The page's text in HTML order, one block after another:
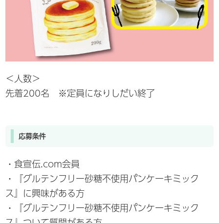
＜人数＞
先着200名 ※定員になりしだい終了
応募条件
・食宣伝.com会員
・『グルテンフリー砂糖不使用パンケーキミック
ス』に興味がある方
・『グルテンフリー砂糖不使用パンケーキミック